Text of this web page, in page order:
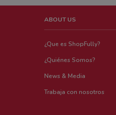
ABOUT US
¿Que es ShopFully?
¿Quiénes Somos?
News & Media
Trabaja con nosotros